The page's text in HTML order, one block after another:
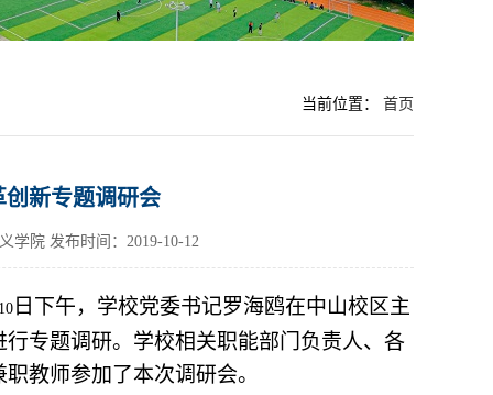
当前位置： 首页
新专题调研会
学院 发布时间：2019-10-12
日下午，学校党委书记罗海鸥在中山校区主
专题调研。学校相关职能部门负责人、各
教师参加了本次调研会。